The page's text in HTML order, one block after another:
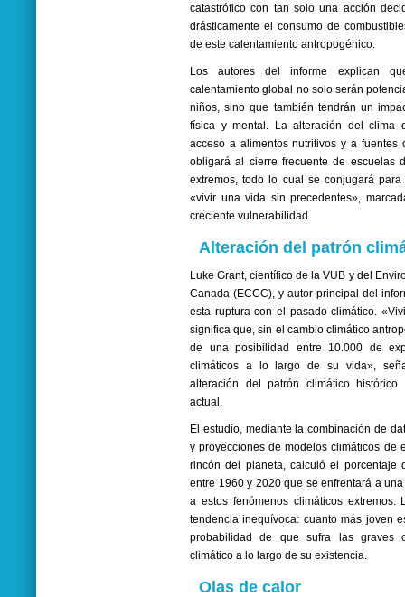
catastrófico con tan solo una acción
drásticamente el consumo de
de este calentamiento antropogénico.
Los autores del informe explican
calentamiento global no solo serán
niños, sino que también tendrán un
física y mental. La alteración del clima
acceso a alimentos nutritivos y a fuentes
obligará al cierre frecuente de escuelas
extremos, todo lo cual se conjugará
«vivir una vida sin precedentes»,
creciente vulnerabilidad.
Alteración del patrón
Luke Grant, científico de la VUB y del
Canada (ECCC), y autor principal del
esta ruptura con el pasado climático.
significa que, sin el cambio climático
de una posibilidad entre 10.000 de
climáticos a lo largo de su vida»,
alteración del patrón climático
actual.
El estudio, mediante la combinación de
y proyecciones de modelos climáticos de
rincón del planeta, calculó el porcentaje
entre 1960 y 2020 que se enfrentará a
a estos fenómenos climáticos extremos.
tendencia inequívoca: cuanto más joven
probabilidad de que sufra las graves
climático a lo largo de su existencia.
Olas de calor